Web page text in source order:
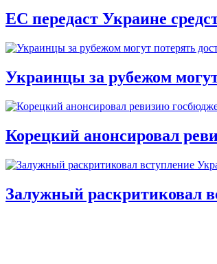
ЕС передаст Украине
Украинцы за рубежом
Корецкий анонсировал
Залужный раскритиковал